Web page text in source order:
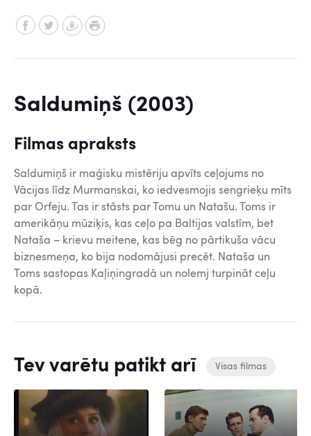
Saldumiņš (2003)
Filmas apraksts
Saldumiņš ir maģisku mistēriju apvīts ceļojums no
Vācijas līdz Murmanskai, ko iedvesmojis sengrieķu mīts
par Orfeju. Tas ir stāsts par Tomu un Natašu. Toms ir
amerikāņu mūziķis, kas ceļo pa Baltijas valstīm, bet
Nataša – krievu meitene, kas bēg no pārtikuša vācu
biznesmeņa, ko bija nodomājusi precēt. Nataša un
Toms sastopas Kaļiņingradā un nolemj turpināt ceļu
kopā.
Tev varētu patikt arī Visas filmas